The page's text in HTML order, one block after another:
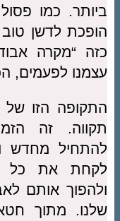
ביותר. כמו
הופכת לדשן טוב
כזה “מקרה
עצמנו לפעמים,
התקופה הזו של
תקווה. זה
להתחיל מחדש
לקחת את כל
ולהפוך אותם
שלנו. מתוך